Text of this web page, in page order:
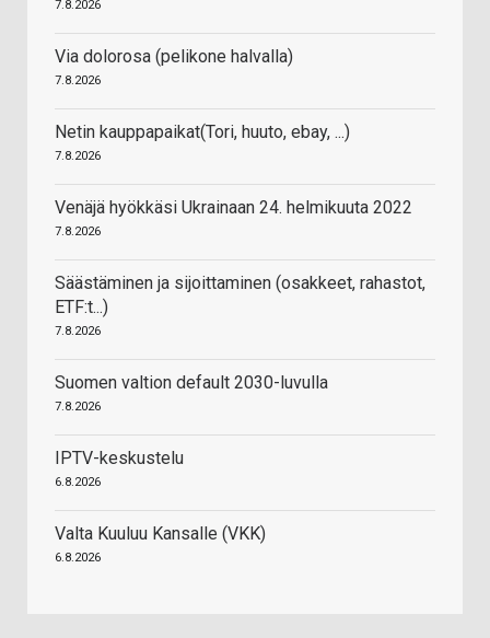
7.8.2026
Via dolorosa (pelikone halvalla)
7.8.2026
Netin kauppapaikat(Tori, huuto, ebay, ...)
7.8.2026
Venäjä hyökkäsi Ukrainaan 24. helmikuuta 2022
7.8.2026
Säästäminen ja sijoittaminen (osakkeet, rahastot,
ETF:t...)
7.8.2026
Suomen valtion default 2030-luvulla
7.8.2026
IPTV-keskustelu
6.8.2026
Valta Kuuluu Kansalle (VKK)
6.8.2026